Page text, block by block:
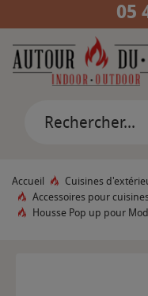
05
Accueil
Cuisines
Accessoires pour
Housse Pop up pour